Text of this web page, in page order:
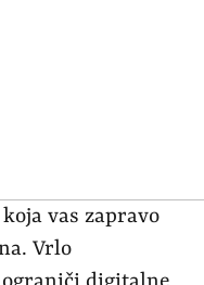
vas zapravo
Vrlo